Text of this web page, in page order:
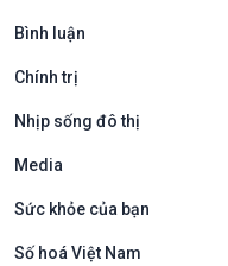
Bình luận
Chính trị
Nhịp sống đô thị
Media
Sức khỏe của bạn
Số hoá Việt Nam